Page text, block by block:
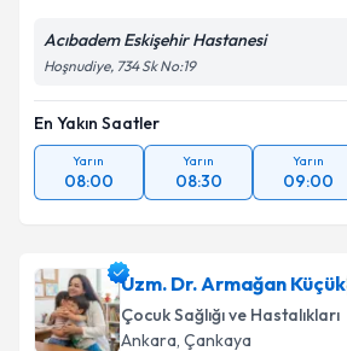
Acıbadem Eskişehir Hastanesi
Hoşnudiye, 734 Sk No:19
En Yakın Saatler
Yarın
08:00
Yarın
08:30
Yarın
09:00
Uzm. Dr. Armağan Küçük
Çocuk Sağlığı ve Hastalıkları
Ankara, Çankaya